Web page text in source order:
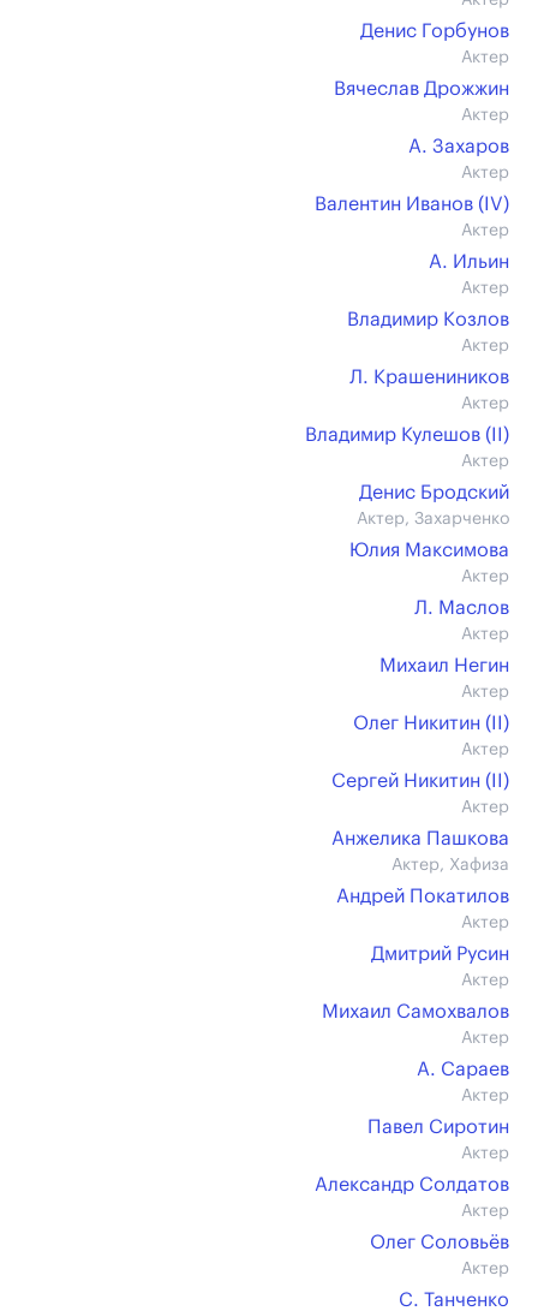
Денис Горбунов
Актер
Вячеслав Дрожжин
Актер
А. Захаров
Актер
Валентин Иванов (IV)
Актер
А. Ильин
Актер
Владимир Козлов
Актер
Л. Крашениников
Актер
Владимир Кулешов (II)
Актер
Денис Бродский
Актер, Захарченко
Юлия Максимова
Актер
Л. Маслов
Актер
Михаил Негин
Актер
Олег Никитин (II)
Актер
Сергей Никитин (II)
Актер
Анжелика Пашкова
Актер, Хафиза
Андрей Покатилов
Актер
Дмитрий Русин
Актер
Михаил Самохвалов
Актер
А. Сараев
Актер
Павел Сиротин
Актер
Александр Солдатов
Актер
Олег Соловьёв
Актер
С. Танченко